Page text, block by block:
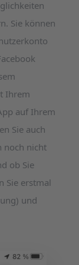
Sie können
Ihrem
auf Ihrem
Sie auch
noch nicht
ob Sie
Sie erstmal
und